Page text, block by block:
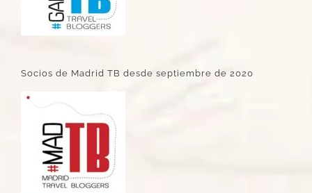
Socios de Madrid TB desde septiembre de 2020